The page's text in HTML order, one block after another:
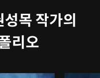
목 작가의
리오